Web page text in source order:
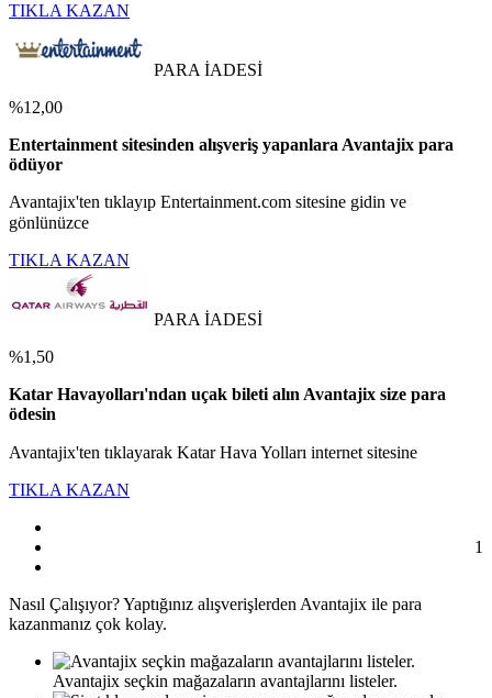
TIKLA KAZAN
PARA İADESİ
%12,00
Entertainment sitesinden alışveriş yapanlara Avantajix para
ödüyor
Avantajix'ten tıklayıp Entertainment.com sitesine gidin ve
gönlünüzce
TIKLA KAZAN
PARA İADESİ
%1,50
Katar Havayolları'ndan uçak bileti alın Avantajix size para
ödesin
Avantajix'ten tıklayarak Katar Hava Yolları internet sitesine
TIKLA KAZAN
1
Nasıl Çalışıyor?Yaptığınız alışverişlerden Avantajix ile para
kazanmanız çok kolay.
Avantajix seçkin mağazaların avantajlarını listeler.